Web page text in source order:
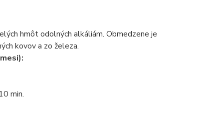
hmôt odolných alkáliám. Obmedzene je
kovov a zo železa.
min.